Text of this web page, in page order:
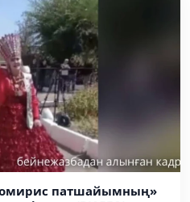
патшайымның»